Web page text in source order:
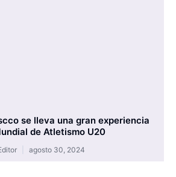
se lleva una gran experiencia
de Atletismo U20
agosto 30, 2024